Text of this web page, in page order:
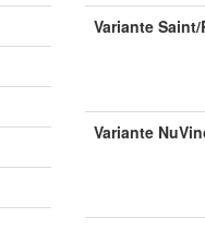
Variante Saint/
Variante